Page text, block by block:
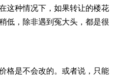
这种情况下，如果转让的楼花
低，除非遇到冤大头，都是很
格是不会改的。或者说，只能